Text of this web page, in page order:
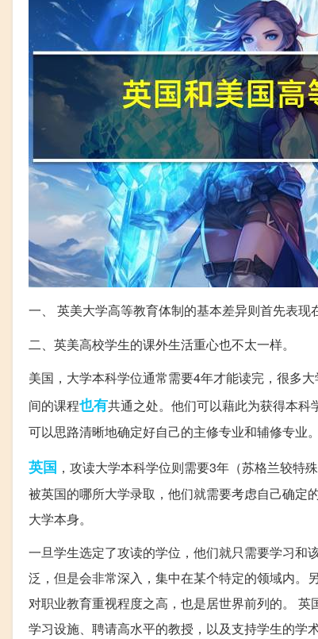
一、 英美大学高等教育体制的基本差异则首先表现
二、英美高校学生的课外生活重心也不太一样。
美国，大学本科学位通常需要4年才能读完，很多
间的课程也有共通之处。他们可以藉此为获得本
可以思路清晰地确定好自己的主修专业和辅修专业。
英国 ，攻读大学本科学位则需要3年（苏格兰较特
被英国的哪所大学录取，他们就需要考虑自己确定
大学本身。
一旦学生选定了攻读的学位，他们就只需要学习和
泛，但是会非常深入，集中在某个特定的领域内。
对职业教育重视程度之高，也是居世界前列的。
学习设施、聘请高水平的教授，以及支持学生的学